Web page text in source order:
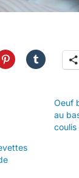
Oeuf
au